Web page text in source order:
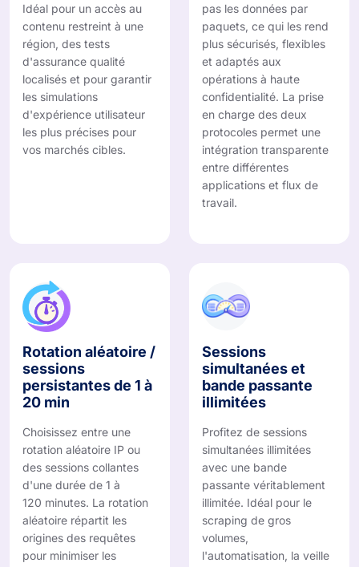
Idéal pour un accès au
contenu restreint à une
région, des tests
d'assurance qualité
localisés et pour garantir
les simulations
d'expérience utilisateur
les plus précises pour
vos marchés cibles.
pas les données par
paquets, ce qui les rend
plus sécurisés, flexibles
et adaptés aux
opérations à haute
confidentialité. La prise
en charge des deux
protocoles permet une
intégration transparente
entre différentes
applications et flux de
travail.
Rotation aléatoire /
sessions
persistantes de 1 à
20 min
Choisissez entre une
rotation aléatoire IP ou
des sessions collantes
d'une durée de 1 à
120 minutes. La rotation
aléatoire répartit les
origines des requêtes
pour minimiser les
Sessions
simultanées et
bande passante
illimitées
Profitez de sessions
simultanées illimitées
avec une bande
passante véritablement
illimitée. Idéal pour le
scraping de gros
volumes,
l'automatisation, la veille